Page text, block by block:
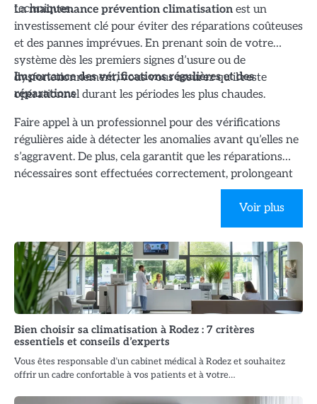
techniques.
Lamaintenance prévention climatisation est un
investissement clé pour éviter des réparations coûteuses
et des pannes imprévues. En prenant soin de votre
système dès les premiers signes d’usure ou de
dysfonctionnement, vous vous assurez qu’il reste
opérationnel durant les périodes les plus chaudes.
Importance des vérifications régulières et des
réparations
Faire appel à un professionnel pour des vérifications
régulières aide à détecter les anomalies avant qu’elles ne
s’aggravent. De plus, cela garantit que les réparations
nécessaires sont effectuées correctement, prolongeant
ainsi la durée de vie de votre climatisation. Une
maintenance bien réalisée vous permet de profiter d’un
appareil fiable, économique et performant sur le long
terme.
Voir plus
Bien choisir sa climatisation à Rodez : 7 critères
essentiels et conseils d’experts
Vous êtes responsable d’un cabinet médical à Rodez et souhaitez
offrir un cadre confortable à vos patients et à votre…